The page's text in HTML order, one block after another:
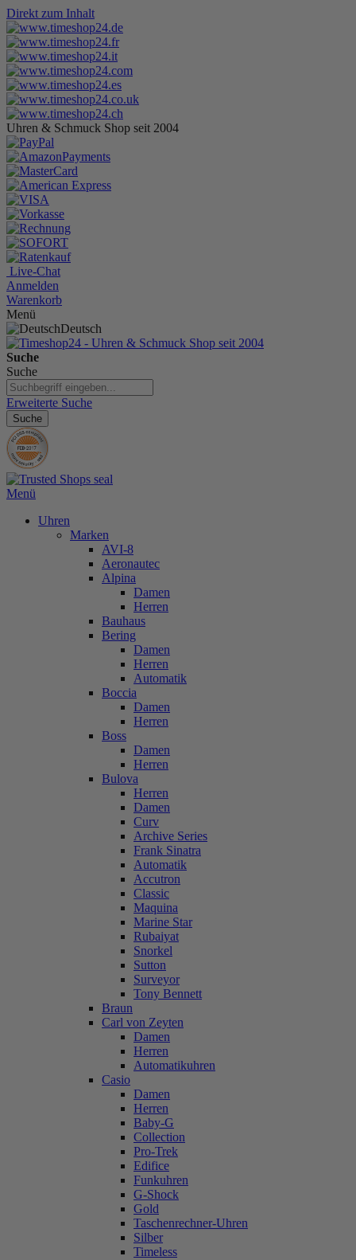
Direkt zum Inhalt
Uhren & Schmuck Shop seit 2004
Live-Chat
Anmelden
Warenkorb
Menü
Deutsch
Suche
Suche
Erweiterte Suche
Suche
Menü
Uhren
Marken
AVI-8
Aeronautec
Alpina
Damen
Herren
Bauhaus
Bering
Damen
Herren
Automatik
Boccia
Damen
Herren
Boss
Damen
Herren
Bulova
Herren
Damen
Curv
Archive Series
Frank Sinatra
Automatik
Accutron
Classic
Maquina
Marine Star
Rubaiyat
Snorkel
Sutton
Surveyor
Tony Bennett
Braun
Carl von Zeyten
Damen
Herren
Automatikuhren
Casio
Damen
Herren
Baby-G
Collection
Pro-Trek
Edifice
Funkuhren
G-Shock
Gold
Taschenrechner-Uhren
Silber
Timeless